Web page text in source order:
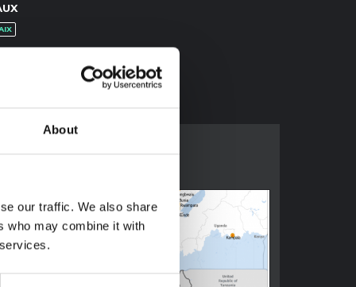
About
our traffic. We also share
who may combine it with